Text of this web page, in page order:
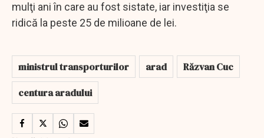
mulţi ani în care au fost sistate, iar investiţia se
ridică la peste 25 de milioane de lei.
ministrul transporturilor arad
Răzvan Cuc
centura aradului